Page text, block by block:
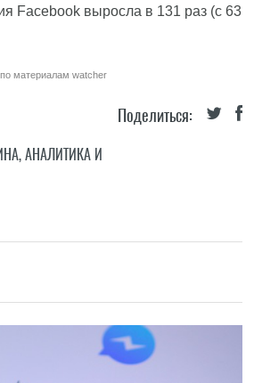
Facebook выросла в 131 раз (с 63
материаламwatcher
Поделиться:
,АНАЛИТИКА И